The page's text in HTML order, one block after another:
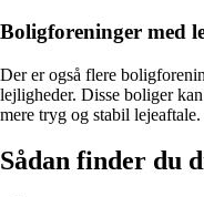
Boligforeninger med
Der er også flere
lejligheder. Disse boliger
mere tryg og stabil lejeaftale.
Sådan finder du